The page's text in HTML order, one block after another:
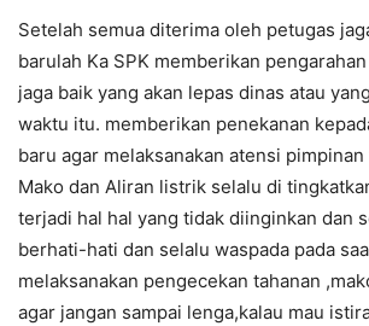
Setelah semua diterima oleh petugas
barulah Ka SPK memberikan
jaga baik yang akan lepas dinas atau
waktu itu. memberikan penekanan
baru agar melaksanakan atensi
Mako dan Aliran listrik selalu di
terjadi hal hal yang tidak diinginkan dan
berhati-hati dan selalu waspada pada
melaksanakan pengecekan tahanan
agar jangan sampai lenga,kalau mau